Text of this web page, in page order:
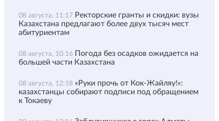
08 августа, 11:17 Ректорские гранты и скидки: вузы
Казахстана предлагают более двух тысяч мест
абитуриентам
08 августа, 10:16 Погода без осадков ожидается на
большей части Казахстана
08 августа, 12:18 «Руки прочь от Кок-Жайляу!»:
казахстанцы собирают подписи под обращением
к Токаеву